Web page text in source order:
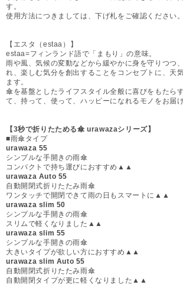
す。
使用方法につきましては、下げ札をご確認ください。
【エスタ（estaa）】
estaa=フィンランド語で「まもり」の意味。
雨や風、気候の変動などから緩やかに身を守りつつ
れ、楽しむ気分を創出することをコンセプトに、天
ます。
傘を基盤としたライフスタイル全般に喜びをもたら
て、持って、使って、ハッピーになれるモノをお届け
【3秒で折りたためる傘 urawazaシリーズ】
■雨傘タイプ
urawaza 55
シンプルな手開きの雨傘
コンパクトで持ち運びにおすすめ▲▲
urawaza Auto 55
自動開閉式折りたたみ雨傘
ワンタッチで開閉できて雨の日もスマートに▲▲
urawaza slim 50
シンプルな手開きの雨傘
スリムで軽くなりました▲▲
urawaza slim 55
シンプルな手開きの雨傘
大きいタイプが欲しい方におすすめ▲▲
urawaza slim Auto 55
自動開閉式折りたたみ雨傘
自動開閉タイプが更に軽くなりました▲▲